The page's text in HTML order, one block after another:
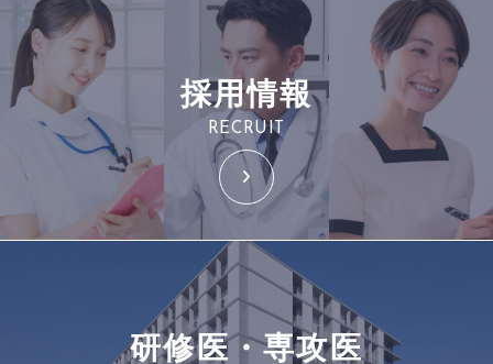
採用情報
RECRUIT
研修医・専攻医